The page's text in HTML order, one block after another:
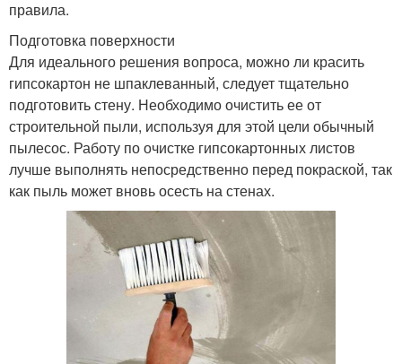
правила.
Подготовка поверхности
Для идеального решения вопроса, можно ли красить
гипсокартон не шпаклеванный, следует тщательно
подготовить стену. Необходимо очистить ее от
строительной пыли, используя для этой цели обычный
пылесос. Работу по очистке гипсокартонных листов
лучше выполнять непосредственно перед покраской, так
как пыль может вновь осесть на стенах.